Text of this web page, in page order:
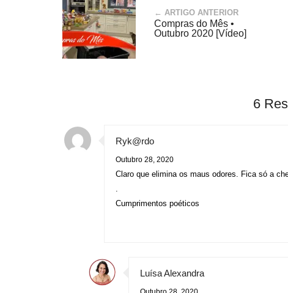
← ARTIGO ANTERIOR
Compras do Mês •
Outubro 2020 [Vídeo]
6
Ryk@rdo
Outubro 28, 2020
Claro que elimina os maus odores. Fica só a
.
Cumprimentos poéticos
Luísa Alexandra